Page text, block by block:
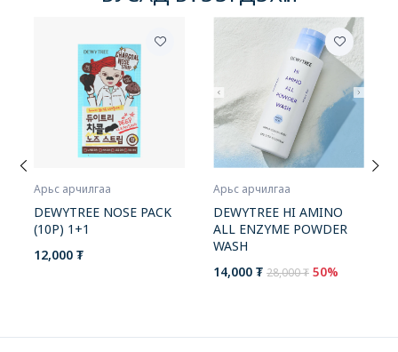
Арьс арчилгаа
DEWYTREE NOSE PACK
(10P) 1+1
12,000 ₮
Арьс арчилгаа
DEWYTREE HI AMINO
ALL ENZYME POWDER
WASH
14,000 ₮ 28,000 ₮ 50%